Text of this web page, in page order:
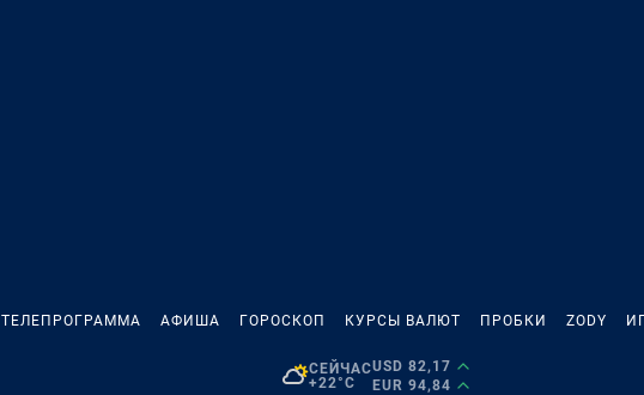
ТЕЛЕПРОГРАММА АФИША ГОРОСКОП КУРСЫ ВАЛЮТ ПРОБКИ ZODY
СЕЙЧАС
+22°C
USD 82,17
EUR 94,84